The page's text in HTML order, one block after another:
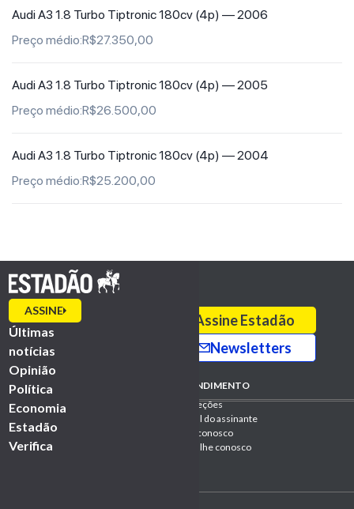
Audi A3 1.8 Turbo Tiptronic 180cv (4p) —2006
Preço médio:R$27.350,00
Audi A3 1.8 Turbo Tiptronic 180cv (4p) —2005
Preço médio:R$26.500,00
Audi A3 1.8 Turbo Tiptronic 180cv (4p) —2004
Preço médio:R$25.200,00